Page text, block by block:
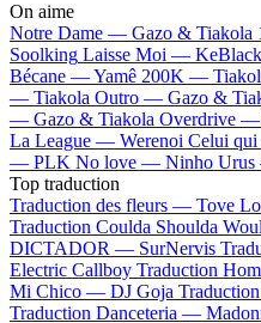
On aime
Notre Dame — Gazo & Tiakola
Soolking Laisse Moi — KeBlack
Bécane —Yamê 200K —
— Tiakola Outro — Gazo &
— Gazo & Tiakola Overdrive —
La League — Werenoi Celui
— PLK No love — Ninho
Top traduction
Traduction des fleurs — Tove Lo
Traduction Coulda Shoulda
DICTADOR — SurNervis
Electric Callboy Traduction
Mi Chico — DJ Goja
Traduction Danceteria —